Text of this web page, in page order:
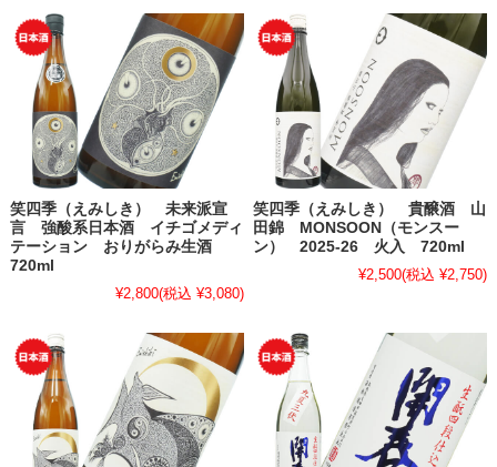
笑四季（えみしき） 未来派宣
言 強酸系日本酒 イチゴメディ
テーション おりがらみ生酒
720ml
¥2,800(税込 ¥3,080)
笑四季（えみしき） 貴醸酒 山
田錦 MONSOON（モンスー
ン） 2025-26 火入 720ml
¥2,500(税込 ¥2,750)